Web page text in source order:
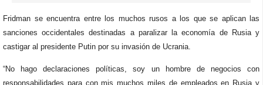
Fridman se encuentra entre los muchos rusos a los que se aplican las
sanciones occidentales destinadas a paralizar la economía de Rusia y
castigar al presidente Putin por su invasión de Ucrania.
“No hago declaraciones políticas, soy un hombre de negocios con
responsabilidades para con mis muchos miles de empleados en Rusia y